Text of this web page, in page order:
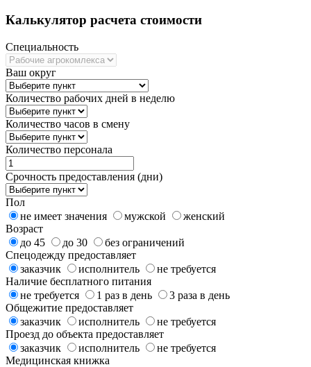
Калькулятор расчета стоимости
Специальность
Ваш округ
Количество рабочих дней в неделю
Количество часов в смену
Количество персонала
Срочность предоставления (дни)
Пол
не имеет значения
мужской
женский
Возраст
до 45
до 30
без ограничений
Спецодежду предоставляет
заказчик
исполнитель
не требуется
Наличие бесплатного питания
не требуется
1 раз в день
3 раза в день
Общежитие предоставляет
заказчик
исполнитель
не требуется
Проезд до объекта предоставляет
заказчик
исполнитель
не требуется
Медицинская книжка